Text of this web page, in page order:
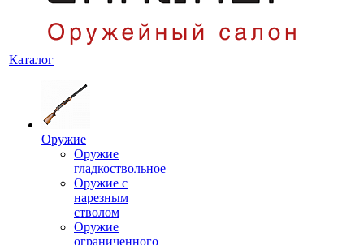
Каталог
Оружие
Оружие
гладкоствольное
Оружие с
нарезным
стволом
Оружие
ограниченного